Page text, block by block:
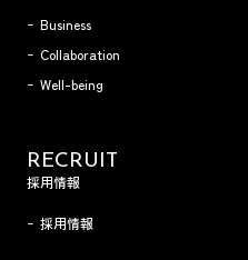
Business
Collaboration
Well-being
RECRUIT
採用情報
採用情報